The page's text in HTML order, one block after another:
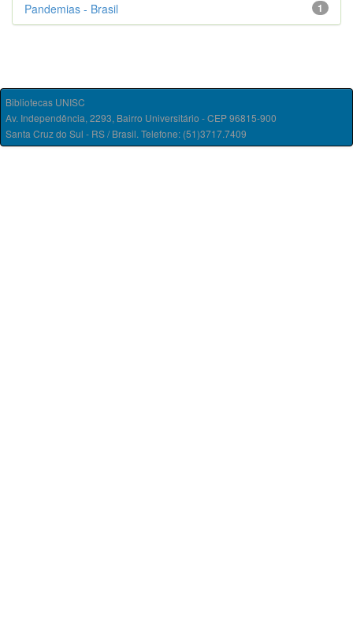
1
Pandemias - Brasil
Bibliotecas UNISC
Av. Independência, 2293, Bairro Universitário - CEP 96815-900
Santa Cruz do Sul - RS / Brasil. Telefone: (51)3717.7409